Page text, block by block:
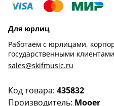
Код товара: 435832
Производитель: Mooer
Для юрлиц
Работаем с юрлицами,
государственными
sales@skifmusic.ru